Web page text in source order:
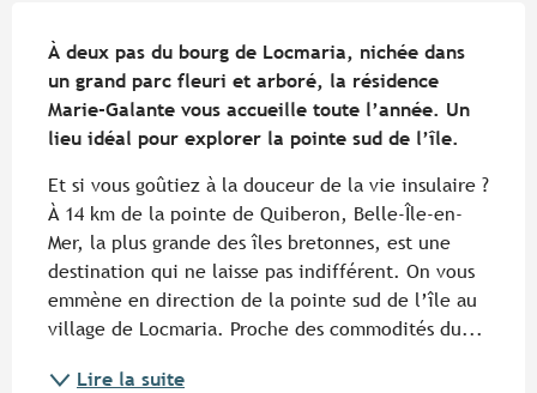
À deux pas du bourg de Locmaria, nichée dans
un grand parc fleuri et arboré, la résidence
Marie-Galante vous accueille toute l’année. Un
lieu idéal pour explorer la pointe sud de l’île.
Et si vous goûtiez à la douceur de la vie insulaire ?
À 14 km de la pointe de Quiberon, Belle-Île-en-
Mer, la plus grande des îles bretonnes, est une
destination qui ne laisse pas indifférent. On vous
emmène en direction de la pointe sud de l’île au
village de Locmaria. Proche des commodités du...
Lire la suite